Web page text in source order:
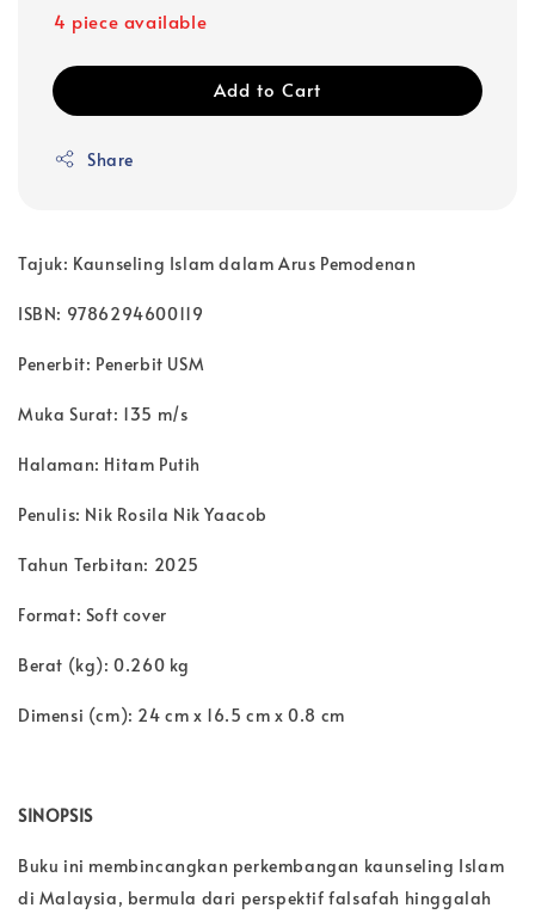
4 piece available
Add to Cart
Share
Tajuk: Kaunseling Islam dalam Arus Pemodenan
ISBN: 9786294600119
Penerbit: Penerbit USM
Muka Surat: 135 m/s
Halaman: Hitam Putih
Penulis: Nik Rosila Nik Yaacob
Tahun Terbitan: 2025
Format: Soft cover
Berat (kg): 0.260 kg
Dimensi (cm): 24 cm x 16.5 cm x 0.8 cm
SINOPSIS
Buku ini membincangkan perkembangan kaunseling Islam
di Malaysia, bermula dari perspektif falsafah hinggalah